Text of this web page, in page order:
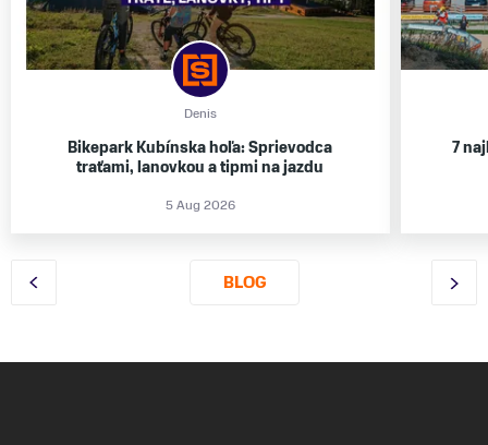
Denis
Bikepark Kubínska hoľa: Sprievodca
traťami, lanovkou a tipmi na jazdu
5 Aug 2026
7
BLOG